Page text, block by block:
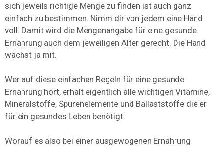
sich jeweils richtige Menge zu finden ist auch ganz
einfach zu bestimmen. Nimm dir von jedem eine Hand
voll. Damit wird die Mengenangabe für eine gesunde
Ernährung auch dem jeweiligen Alter gerecht. Die Hand
wächst ja mit.
Wer auf diese einfachen Regeln für eine gesunde
Ernährung hört, erhält eigentlich alle wichtigen Vitamine,
Mineralstoffe, Spurenelemente und Ballaststoffe die er
für ein gesundes Leben benötigt.
Worauf es also bei einer ausgewogenen Ernährung